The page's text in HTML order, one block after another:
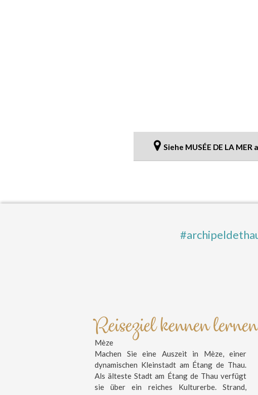
Siehe MUSÉE DE LA
Reiseziel kennen lernen
Mèze
Machen Sie eine Auszeit in Mèze, einer
dynamischen Kleinstadt am Étang de Thau.
Als älteste Stadt am Étang de Thau verfügt
sie über ein reiches Kulturerbe. Strand,